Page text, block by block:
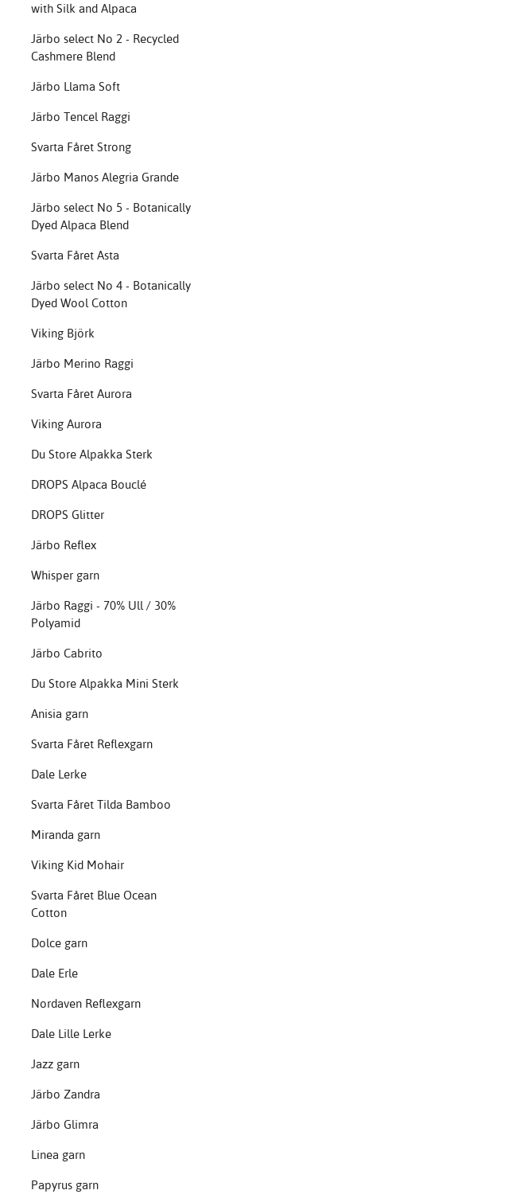
with Silk and Alpaca
Järbo select No 2 - Recycled
Cashmere Blend
Järbo Llama Soft
Järbo Tencel Raggi
Svarta Fåret Strong
Järbo Manos Alegria Grande
Järbo select No 5 - Botanically
Dyed Alpaca Blend
Svarta Fåret Asta
Järbo select No 4 - Botanically
Dyed Wool Cotton
Viking Björk
Järbo Merino Raggi
Svarta Fåret Aurora
Viking Aurora
Du Store Alpakka Sterk
DROPS Alpaca Bouclé
DROPS Glitter
Järbo Reflex
Whisper garn
Järbo Raggi - 70% Ull / 30%
Polyamid
Järbo Cabrito
Du Store Alpakka Mini Sterk
Anisia garn
Svarta Fåret Reflexgarn
Dale Lerke
Svarta Fåret Tilda Bamboo
Miranda garn
Viking Kid Mohair
Svarta Fåret Blue Ocean
Cotton
Dolce garn
Dale Erle
Nordaven Reflexgarn
Dale Lille Lerke
Jazz garn
Järbo Zandra
Järbo Glimra
Linea garn
Papyrus garn